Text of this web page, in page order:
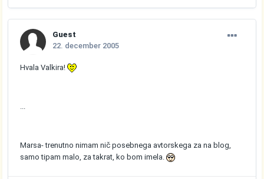
Guest
22. december 2005
Hvala Valkira!
Marsa- trenutno nimam nič posebnega avtorskega za na blog,
samo tipam malo, za takrat, ko bom imela.